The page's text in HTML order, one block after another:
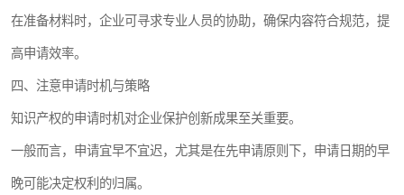
在准备材料时，企业可寻求专业人员的协助，确保内容符合规范，提
高申请效率。
四、注意申请时机与策略
知识产权的申请时机对企业保护创新成果至关重要。
一般而言，申请宜早不宜迟，尤其是在先申请原则下，申请日期的早
晚可能决定权利的归属。